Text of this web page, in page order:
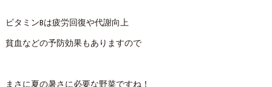
ビタミンBは疲労回復や代謝向上
貧血などの予防効果もありますので